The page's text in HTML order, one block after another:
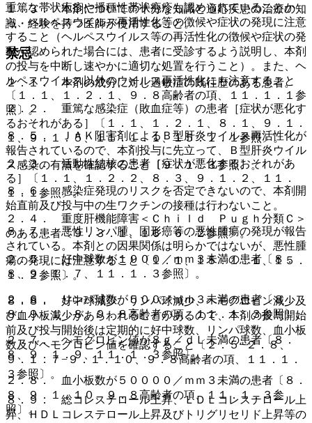
重篤な帯状疱疹や播種性帯状疱疹も認められていることか
ら、ヘルペスウイルス再活性化等の徴候や症状の発現に注意
すること（ヘルペスウイルス等の再活性化の徴候や症状の発
現が認められた場合には、患者に受診するよう説明し、本剤
の投与を中断し速やかに適切な処置を行うこと）。また、ヘ
ルペスウイルス以外のウイルス再活性化にも注意すること
〔１．１、１．２．１、９．８高齢者の項、１１．１．１参
照〕。
８．５． ＪＡＫ阻害剤によるＢ型肝炎ウイルス再活性化が
報告されているので、本剤投与に先立って、Ｂ型肝炎ウイル
ス感染の有無を確認すること〔９．１．３参照〕。
８．６． 感染症発現のリスクを否定できないので、本剤開
始直前及び投与中の生ワクチンの接種は行わないこと。
８．７． 悪性リンパ腫、固形癌等の悪性腫瘍の発現が報告
されている。本剤との因果関係は明らかではないが、悪性腫
瘍の発現には注意すること〔１．１、１５．１．１、１５．
１．２参照〕。
８．８． 好中球減少、リンパ球減少、ヘモグロビン減少及
び血小板減少があらわれることがあるので、本剤の投与開始
前及び投与開始後は定期的に好中球数、リンパ球数、血小板
数及びヘモグロビン値を確認すること〔２．５−２．８、
９．１．７−９．１．１０、９．８高齢者の項、１１．１．
３参照〕。
８．９． 総コレステロール上昇、ＬＤＬコレステロール上
昇、ＨＤＬコレステロール上昇及びトリグリセリド上昇等の
１．３． 本剤についての十分な知識と適応疾患の治療の知
識・経験を持つ医師が使用すること。
禁忌
２．１． 本剤の成分に対し過敏症の既往歴のある患者。
２．２． 重篤な感染症（敗血症等）の患者［症状が悪化す
るおそれがある］〔１．１、１．２．１、８．１、９．１．
１、９．１．５、１１．１．１、１５．１．１参照〕。
２．３． 活動性結核の患者［症状が悪化するおそれがあ
る］〔１．１、１．２．２、８．３、９．１．２、１１．
１．１参照〕。
２．４． 重度肝機能障害＜Ｃｈｉｌｄ Ｐｕｇｈ分類Ｃ＞
のある患者〔９．３．１、１６．６．２参照〕。
２．５． 好中球数が１０００／ｍｍ３未満の患者〔８．
８、９．１．７、１１．１．３参照〕。
２．６． リンパ球数が５００／ｍｍ３未満の患者〔８．
８、９．１．８、９．８高齢者の項、１１．１．３参照〕。
２．７． ヘモグロビン値が８ｇ／ｄＬ未満の患者〔８．
８、９．１．９、１１．１．３参照〕。
２．８． 血小板数が５００００／ｍｍ３未満の患者〔８．
８、９．１．１０、９．８高齢者の項、１１．１．３参
照〕。